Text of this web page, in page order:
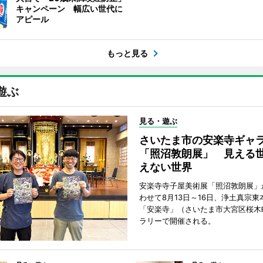
キャンペーン 幅広い世代に
アピール
もっと見る
ぶ
見る・遊ぶ
さいたま市の安楽寺ギャ
「照沼敦朗展」 見える
えない世界
安楽寺寺子屋美術展「照沼敦朗展
わせて8月13日～16日、浄土真宗東
「安楽寺」（さいたま市大宮区桜
ラリーで開催される。